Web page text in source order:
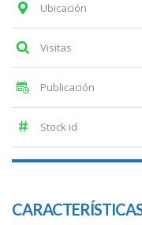
Ubicación
Visitas
Publicación
Stock id